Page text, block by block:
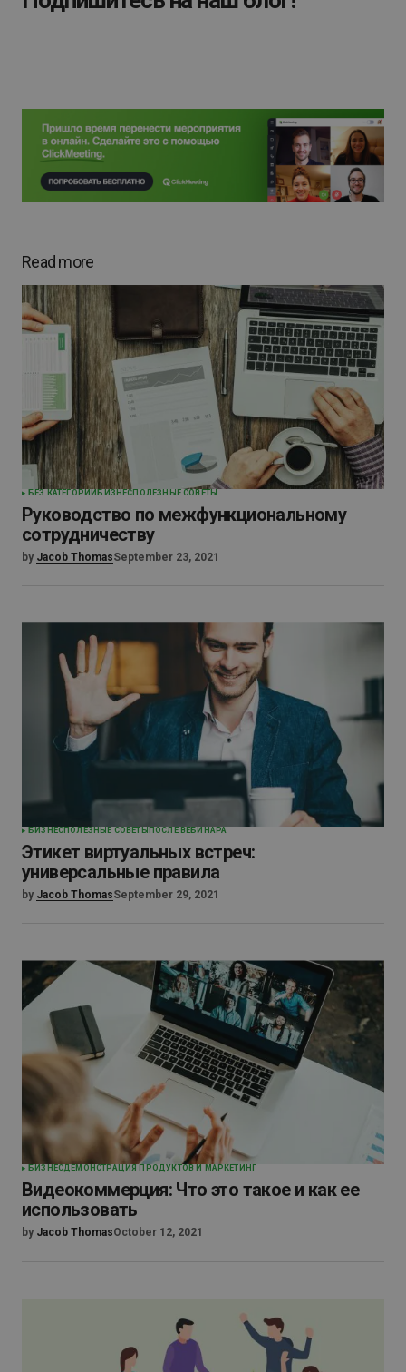
Read more
БЕЗ КАТЕГОРИИ БИЗНЕС ПОЛЕЗНЫЕ СОВЕТЫ
Руководство по межфункциональному
сотрудничеству
by Jacob ThomasSeptember 23, 2021
БИЗНЕС ПОЛЕЗНЫЕ СОВЕТЫ ПОСЛЕ ВЕБИНАРА
Этикет виртуальных встреч:
универсальные правила
by Jacob ThomasSeptember 29, 2021
БИЗНЕСДЕМОНСТРАЦИЯ ПРОДУКТОВ И МАРКЕТИНГ
Видеокоммерция: Что это такое и как ее
использовать
by Jacob ThomasOctober 12, 2021